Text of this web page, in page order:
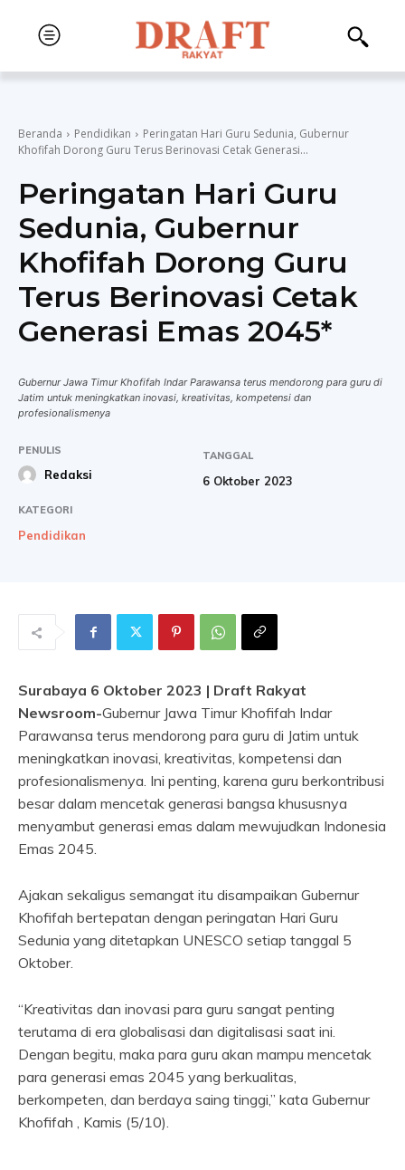
Beranda Pendidikan
Peringatan Hari Guru Sedunia, Gubernur
Khofifah Dorong Guru Terus Berinovasi Cetak Generasi...
Peringatan Hari Guru
Sedunia, Gubernur
Khofifah Dorong Guru
Terus Berinovasi Cetak
Generasi Emas 2045*
Gubernur Jawa Timur Khofifah Indar Parawansa terus mendorong para guru di
Jatim untuk meningkatkan inovasi, kreativitas, kompetensi dan
profesionalismenya
PENULIS
Redaksi
TANGGAL
6 Oktober 2023
KATEGORI
Pendidikan
Surabaya 6 Oktober 2023 | Draft Rakyat
Newsroom-Gubernur Jawa Timur Khofifah Indar
Parawansa terus mendorong para guru di Jatim untuk
meningkatkan inovasi, kreativitas, kompetensi dan
profesionalismenya. Ini penting, karena guru berkontribusi
besar dalam mencetak generasi bangsa khususnya
menyambut generasi emas dalam mewujudkan Indonesia
Emas 2045.
Ajakan sekaligus semangat itu disampaikan Gubernur
Khofifah bertepatan dengan peringatan Hari Guru
Sedunia yang ditetapkan UNESCO setiap tanggal 5
Oktober.
“Kreativitas dan inovasi para guru sangat penting
terutama di era globalisasi dan digitalisasi saat ini.
Dengan begitu, maka para guru akan mampu mencetak
para generasi emas 2045 yang berkualitas,
berkompeten, dan berdaya saing tinggi,” kata Gubernur
Khofifah , Kamis (5/10).